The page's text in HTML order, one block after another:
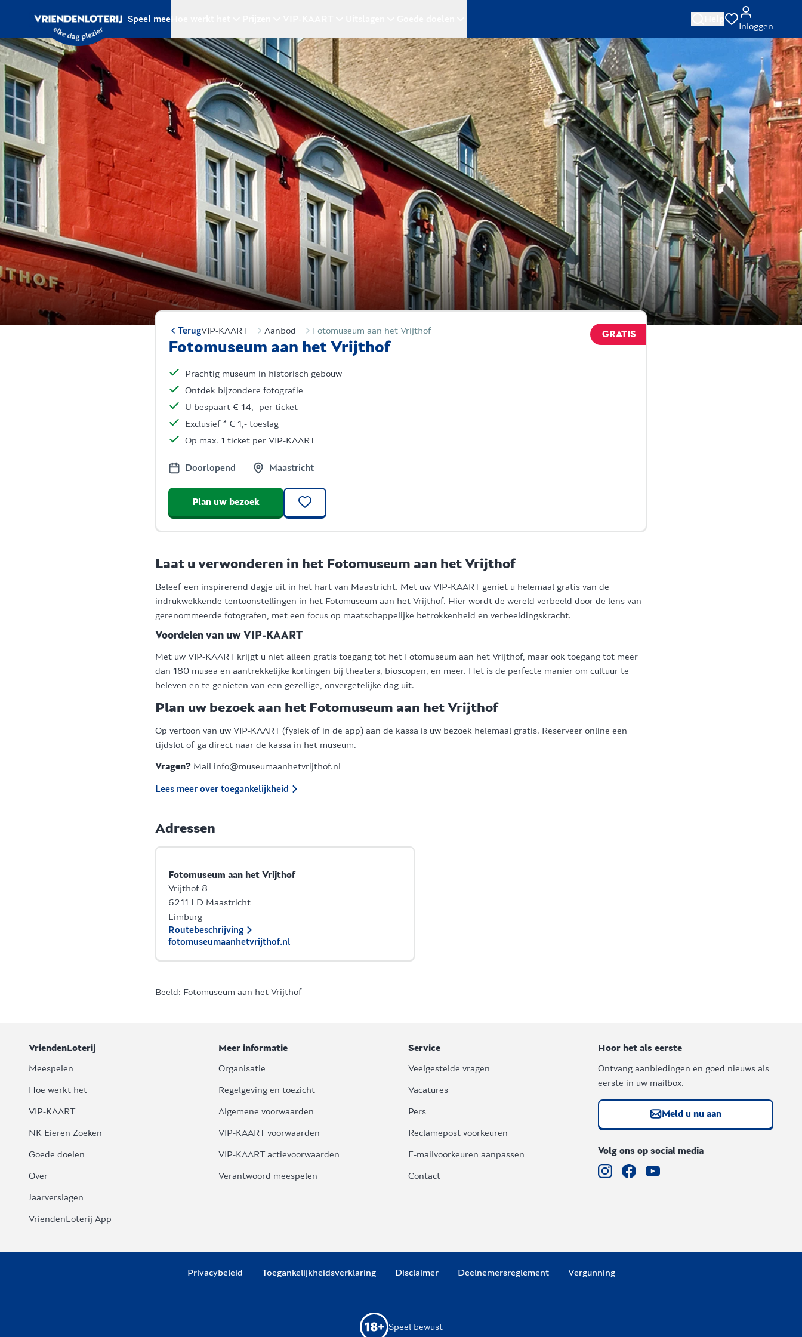
Speel mee
Inloggen
TerugVIP-KAART Aanbod Fotomuseum aan het Vrijthof
Fotomuseum aan het Vrijthof
GRATIS
Prachtig museum in historisch gebouw
Ontdek bijzondere fotografie
U bespaart € 14,- per ticket
Exclusief * € 1,- toeslag
Op max. 1 ticket per VIP-KAART
Doorlopend Maastricht
Plan uw bezoek
Laat u verwonderen in het Fotomuseum aan het Vrijthof
Beleef een inspirerend dagje uit in het hart van Maastricht. Met uw VIP-KAART geniet u helemaal gratis van de
indrukwekkende tentoonstellingen in het Fotomuseum aan het Vrijthof. Hier wordt de wereld verbeeld door de lens van
gerenommeerde fotografen, met een focus op maatschappelijke betrokkenheid en verbeeldingskracht.
Voordelen van uw VIP-KAART
Met uw VIP-KAART krijgt u niet alleen gratis toegang tot het Fotomuseum aan het Vrijthof, maar ook toegang tot meer
dan 180 musea en aantrekkelijke kortingen bij theaters, bioscopen, en meer. Het is de perfecte manier om cultuur te
beleven en te genieten van een gezellige, onvergetelijke dag uit.
Plan uw bezoek aan het Fotomuseum aan het Vrijthof
Op vertoon van uw VIP-KAART (fysiek of in de app) aan de kassa is uw bezoek helemaal gratis. Reserveer online een
tijdslot of ga direct naar de kassa in het museum.
Vragen? Mail info@museumaanhetvrijthof.nl
Lees meer over toegankelijkheid
Adressen
Fotomuseum aan het Vrijthof
Vrijthof 8
6211 LD Maastricht
Limburg
Routebeschrijving
fotomuseumaanhetvrijthof.nl
Beeld: Fotomuseum aan het Vrijthof
VriendenLoterij
Meespelen
Hoe werkt het
VIP-KAART
NK Eieren Zoeken
Goede doelen
Over
Jaarverslagen
VriendenLoterij App
Meer informatie
Organisatie
Regelgeving en toezicht
Algemene voorwaarden
VIP-KAART voorwaarden
VIP-KAART actievoorwaarden
Verantwoord meespelen
Service
Veelgestelde vragen
Vacatures
Pers
Reclamepost voorkeuren
E-mailvoorkeuren aanpassen
Contact
Hoor het als eerste
Ontvang aanbiedingen en goed nieuws als
eerste in uw mailbox.
Meld u nu aan
Volg ons op social media
Privacybeleid Toegankelijkheidsverklaring Disclaimer Deelnemersreglement Vergunning
Speel bewust